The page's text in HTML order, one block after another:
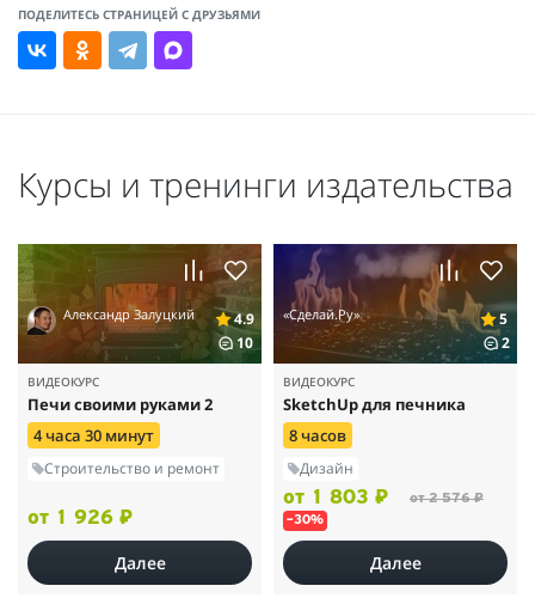
ПОДЕЛИТЕСЬ СТРАНИЦЕЙ С ДРУЗЬЯМИ
Курсы и тренинги издательства
Александр Залуцкий
4.9
10
ВИДЕОКУРС
Печи своими руками 2
4 часа 30 минут
Строительство и ремонт
от 1 926 ₽
Далее
«Сделай.Ру»
5
2
ВИДЕОКУРС
SketchUp для печника
8 часов
Дизайн
от 1 803 ₽ от 2 576 ₽
–30%
Далее